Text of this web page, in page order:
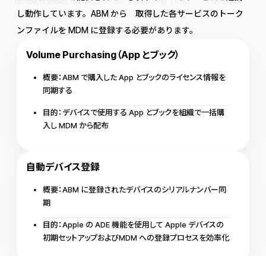
し動作しています。ABM から 取得した各サービスのトーク
ンファイルを MDM に登録する必要があります。
Volume Purchasing（App とブック）
概要：ABM で購入した App とブックのライセンス情報を
同期する
目的：デバイスで使用する App とブックを組織で一括購
入し MDM から配布
自動デバイス登録
概要：ABM に登録されたデバイスのシリアルナンバー同
期
目的：Apple の ADE 機能を使用して Apple デバイスの
初期セットアップおよびMDM への登録プロセスを効率化